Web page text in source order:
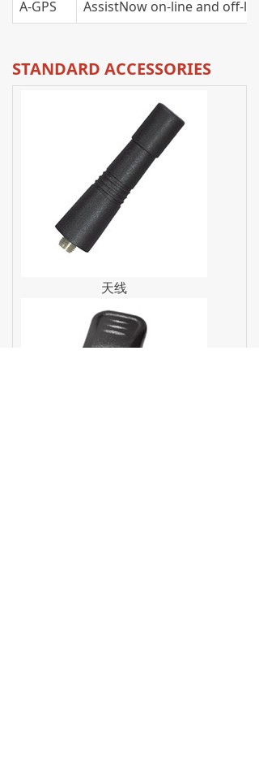
A-GPS AssistNow on-line and off-line
STANDARD ACCESSORIES
天线